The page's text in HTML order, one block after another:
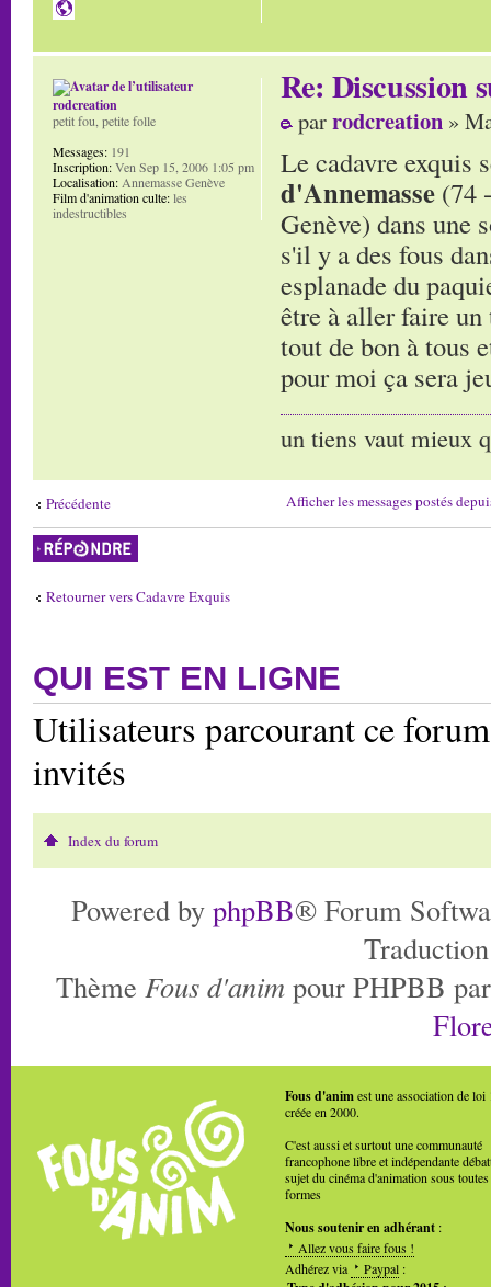
Re: Discussion
parrodcreation »
Le cadavre exquis
d'Annemasse (74
Genève) dans une
s'il y a des fous
esplanade du
être à aller faire
tout de bon à tous
pour moi ça sera
un tiens vaut mieux
rodcreation
petit fou, petite folle
Messages: 191
Inscription:Ven Sep 15, 2006 1:05 pm
Localisation: Annemasse Genève
Film d'animation culte:les
indestructibles
Précédente Afficher les messages postés
Répondre
Retourner vers Cadavre Exquis
QUI EST EN LIGNE
Utilisateurs parcourant ce
invités
Index du forum
Powered by phpBB® Forum
Thème Fous d'anim pour PHPBB
Fous d'animest une association de loi
créée en 2000.
C'est aussi et surtout une communauté
francophone libre et indépendante
sujet du cinéma d'animation sous toutes
formes
Nous soutenir en adhérant :
Allez vous faire fous !
Adhérez via
Paypal :